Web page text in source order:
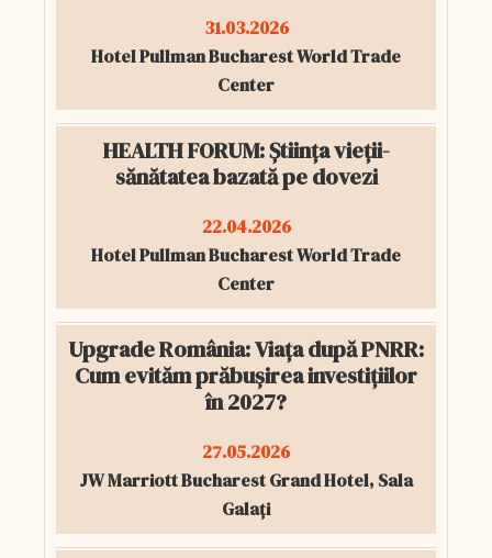
31.03.2026
Hotel Pullman Bucharest World Trade
Center
HEALTH FORUM: Știința vieții-
sănătatea bazată pe dovezi
22.04.2026
Hotel Pullman Bucharest World Trade
Center
Upgrade România: Viața după PNRR:
Cum evităm prăbușirea investițiilor
în 2027?
27.05.2026
JW Marriott Bucharest Grand Hotel, Sala
Galați